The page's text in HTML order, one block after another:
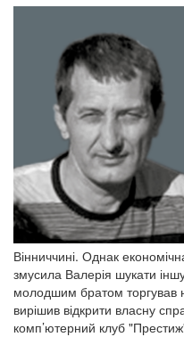
Вінниччині. Однак
змусила Валерія шукати
молодшим братом торгував
вирішив відкрити власну
комп’ютерний клуб